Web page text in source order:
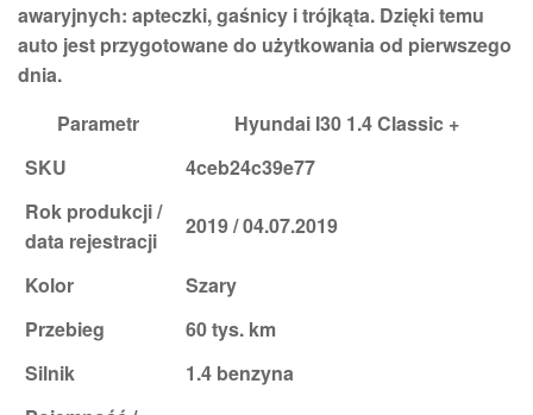
awaryjnych: apteczki,gaśnicy itrójkąta. Dzięki temu
auto jest przygotowane do użytkowania od pierwszego
dnia.
Parametr
Hyundai I30 1.4 Classic +
SKU
4ceb24c39e77
Rok produkcji /
data rejestracji
2019 / 04.07.2019
Kolor
Szary
Przebieg
60 tys. km
Silnik
1.4 benzyna